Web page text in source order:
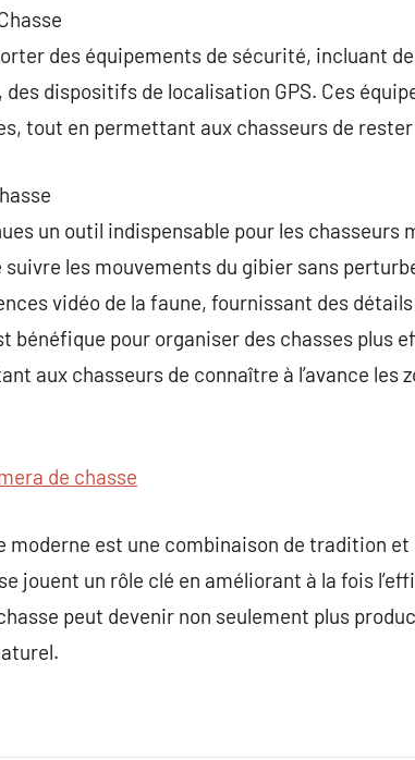
des équipements de sécurité, incluant
dispositifs de localisation GPS. Ces
tout en permettant aux chasseurs de
un outil indispensable pour les chasseurs
les mouvements du gibier sans
vidéo de la faune, fournissant des
bénéfique pour organiser des chasses plus
aux chasseurs de connaître à l’avance les
de chasse
moderne est une combinaison de tradition
jouent un rôle clé en améliorant à la fois
peut devenir non seulement plus